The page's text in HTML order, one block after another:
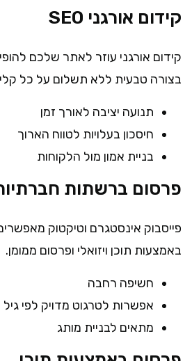
קידום אורגני SEO
קידום אורגני עוזר לאתר שלכם
בצורה טבעית ללא תשלום על כל
תנועה יציבה לאורך זמן
חיסכון בעלויות לטווח הארוך
בניית אמון מול הלקוחות
פרסום ברשתות
פייסבוק אינסטגרם וטיקטוק
באמצעות תוכן ויזואלי ופרסום ממומן.
חשיפה רחבה
אפשרות לטרגוט מדויק לפי גיל
מתאים לבניית מותג